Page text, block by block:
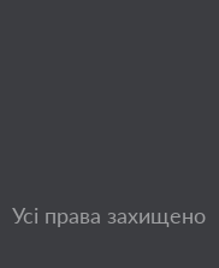
Усі права захищено